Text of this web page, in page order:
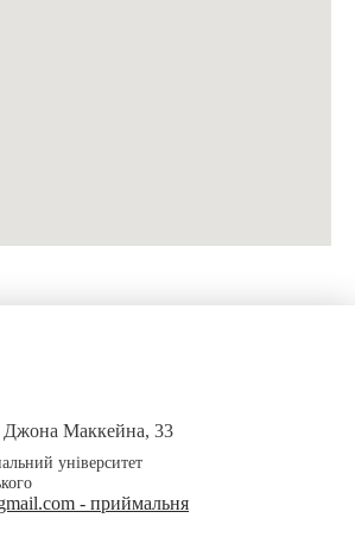
Джона Маккейна, 33
університет
- приймальня